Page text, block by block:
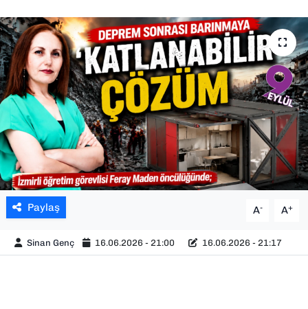
Paylaş A- A+
Sinan Genç 16.06.2026 - 21:00 16.06.2026 - 21:17
SPOR
TEKNOLOJİ
YAŞAM
YEREL YÖNETİMLER